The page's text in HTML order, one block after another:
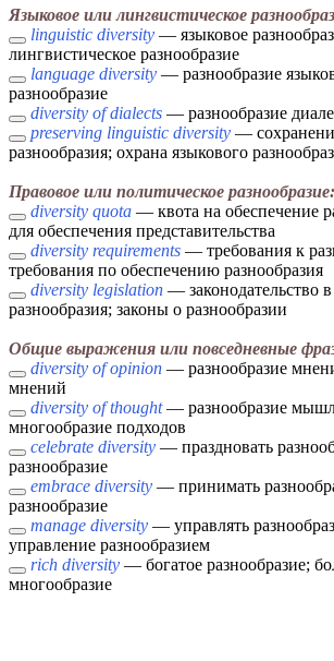
Языковое или лингвистическое
linguistic diversity — языковое
лингвистическое разнообразие
language diversity — разнообразие
разнообразие
diversity of dialects — разнообразие
preserving linguistic diversity —
разнообразия; охрана языкового
Правовое или политическое разнообразие:
diversity quota — квота на обеспечение
для обеспечения представительства
diversity requirements — требования к
требования по обеспечению разнообразия
diversity legislation — законодательство
разнообразия; законы о разнообразии
Общие выражения или повседневные
diversity of opinion — разнообразие
мнений
diversity of thought— разнообразие
многообразие подходов
celebrate diversity — праздновать
разнообразие
embrace diversity — принимать
разнообразие
manage diversity — управлять
управление разнообразием
rich diversity — богатое разнообразие;
многообразие